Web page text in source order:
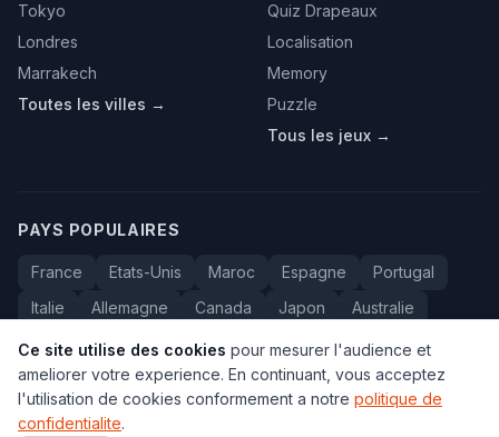
Tokyo
Londres
Marrakech
Toutes les villes →
Quiz Drapeaux
Localisation
Memory
Puzzle
Tous les jeux →
PAYS POPULAIRES
France Etats-Unis Maroc Espagne
Portugal
Italie
Allemagne Canada Japon
Australie
Bresil
Algerie Tunisie Belgique Drapeaux
© 2005-2026 Carte du Monde. Tous droits reserves.
Ce site utilise des cookies pour mesurer l'audience et
ameliorer votre experience. En continuant, vous acceptez
l'utilisation de cookies conformement a notre politique de
confidentialite.